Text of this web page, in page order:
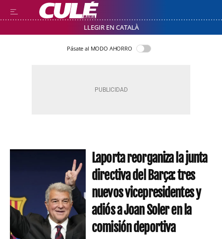
LLEGIR EN CATALÀ
Pásate al MODO AHORRO
Laporta reorganiza la junta
directiva del Barça: tres
nuevos vicepresidentes y
adiós a Joan Soler en la
comisión deportiva